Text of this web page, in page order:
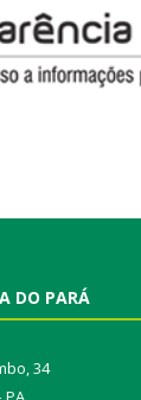
DO PARÁ
34